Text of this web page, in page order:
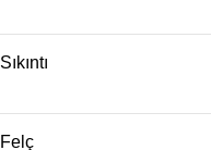
Sıkıntı
Felç